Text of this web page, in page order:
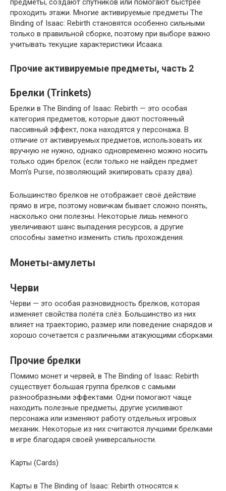
предметы, создают спутников или помогают быстрее
проходить этажи. Многие активируемые предметы The
Binding of Isaac: Rebirth становятся особенно сильными
только в правильной сборке, поэтому при выборе важно
учитывать текущие характеристики Исаака.
Прочие активируемые предметы, часть 2
Брелки (Trinkets)
Брелки в The Binding of Isaac: Rebirth — это особая
категория предметов, которые дают постоянный
пассивный эффект, пока находятся у персонажа. В
отличие от активируемых предметов, использовать их
вручную не нужно, однако одновременно можно носить
только один брелок (если только не найден предмет
Mom’s Purse, позволяющий экипировать сразу два).
Большинство брелков не отображает своё действие
прямо в игре, поэтому новичкам бывает сложно понять,
насколько они полезны. Некоторые лишь немного
увеличивают шанс выпадения ресурсов, а другие
способны заметно изменить стиль прохождения.
Монеты-амулеты
Черви
Черви — это особая разновидность брелков, которая
изменяет свойства полёта слёз. Большинство из них
влияет на траекторию, размер или поведение снарядов и
хорошо сочетается с различными атакующими сборками.
Прочие брелки
Помимо монет и червей, в The Binding of Isaac: Rebirth
существует большая группа брелков с самыми
разнообразными эффектами. Одни помогают чаще
находить полезные предметы, другие усиливают
персонажа или изменяют работу отдельных игровых
механик. Некоторые из них считаются лучшими брелками
в игре благодаря своей универсальности.
Карты (Cards)
Карты в The Binding of Isaac: Rebirth относятся к